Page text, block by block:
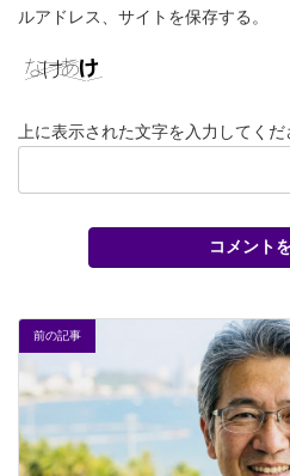
ルアドレス、サイトを保存する。
上に表示された文字を入力してくだ
前の記事